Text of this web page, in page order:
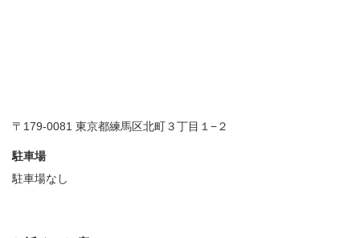
〒179-0081 東京都練馬区北町３丁目１−２
駐車場
駐車場なし